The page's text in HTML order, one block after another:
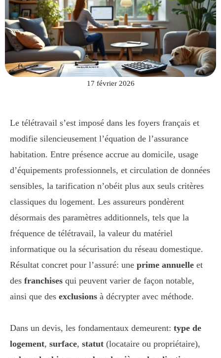
17 février 2026
Le télétravail s’est imposé dans les foyers français et
modifie silencieusement l’équation de l’assurance
habitation. Entre présence accrue au domicile, usage
d’équipements professionnels, et circulation de données
sensibles, la tarification n’obéit plus aux seuls critères
classiques du logement. Les assureurs pondèrent
désormais des paramètres additionnels, tels que la
fréquence de télétravail, la valeur du matériel
informatique ou la sécurisation du réseau domestique.
Résultat concret pour l’assuré: une prime annuelle et
des franchises qui peuvent varier de façon notable,
ainsi que des exclusions à décrypter avec méthode.
Dans un devis, les fondamentaux demeurent: type de
logement, surface, statut (locataire ou propriétaire),